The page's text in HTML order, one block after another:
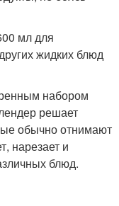
мл для
жидких блюд
набором
решает
обычно отнимают
нарезает и
блюд.